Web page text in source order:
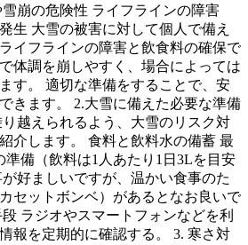
崩の危険性 ライフラインの障害
生 大雪の被害に対して個人で備え
イフラインの障害と飲食料の確保で
体調を崩しやすく、場合によっては
す。 適切な準備をすることで、安
きます。 2.大雪に備えた必要な準備
越えられるよう、大雪のリスク対
介します。 食料と飲料水の備蓄 最
準備（飲料は1人あたり1日3Lを目安
好ましいですが、温かい食事のた
セットボンベ）があるとなお良いで
ラジオやスマートフォンなどを利
報を定期的に確認する。 3. 寒さ対